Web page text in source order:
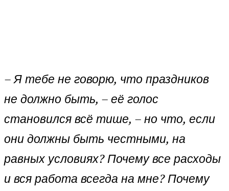
– Я тебе не говорю, что праздников
не должно быть, – её голос
становился всё тише, – но что, если
они должны быть честными, на
равных условиях? Почему все расходы
и вся работа всегда на мне? Почему